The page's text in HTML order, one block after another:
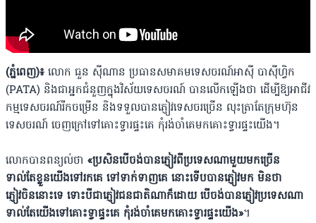
(ភ្នំពេញ)៖ លោក ធួន ស៊ីណាន ប្រធានសមាគមទេសចរណ៍អាស៊ី បាស៊ីហ្វិក
(PATA) និងជាអ្នកជំនួញក្នុងវិស័យទេសចរណ៍ បានលើកឡើងថា ដើម្បីឱ្យអាជីវ
កម្មទេសចរណ៍រីកចម្រើន និងទទួលបានភ្ញៀវទេសចរច្រើន លុះត្រាតែក្រុមហ៊ុន
ទេសចរណ៍ ចេញក្រៅទៅគោះទ្វារផ្ទះគេ កុំរង់ចាំគេមកគោះទ្វារផ្ទះយើង។
លោកបានពន្យល់ថា «ប្រសិនបើចង់បានភ្ញៀវពីប្រទេសណាមួយមកច្រើន
ទាល់តែខ្លួនយើងទៅរកគេ ទៅទាក់ទាញគេ នោះទើបបានភ្ញៀវមក មិនថា
ភ្ញៀវចិននោះទេ ទោះបីជាភ្ញៀវជនជាតិណាក៏ដោយ បើចង់បានភ្ញៀវប្រទេសណា
ទាល់តែយើងទៅគោះទ្វាផ្ទះគេ កុំរង់ចាំគេមកគោះទ្វារផ្ទះយើង»។